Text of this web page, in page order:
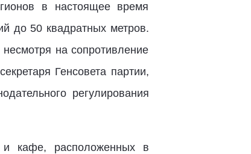
в настоящее время
до 50 квадратных метров.
на сопротивление
Генсовета партии,
регулирования
и кафе, расположенных в